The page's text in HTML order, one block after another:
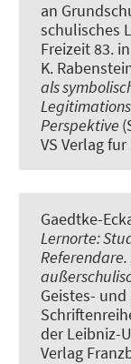
an
schulisches
Freizeit 83.
K.
als
Perspektive
VS Verlag
Gaedtke-
Lernorte:
Geistes-
der Leibniz-
Verlag